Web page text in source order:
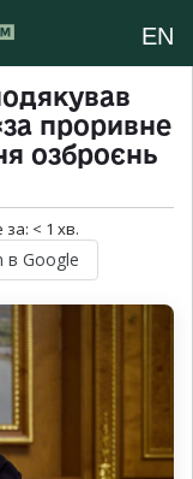
EN
проривне
озброєнь
за: < 1 хв.
в Google